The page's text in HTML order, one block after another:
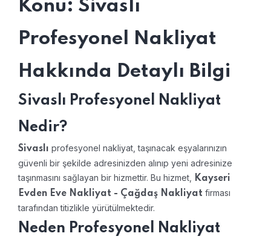
Konu: Sivaslı
Profesyonel Nakliyat
Hakkında Detaylı Bilgi
Sivaslı Profesyonel Nakliyat
Nedir?
Sivaslı profesyonel nakliyat, taşınacak eşyalarınızın
güvenli bir şekilde adresinizden alınıp yeni adresinize
taşınmasını sağlayan bir hizmettir. Bu hizmet,
Kayseri
Evden Eve Nakliyat - Çağdaş Nakliyat firması
tarafından titizlikle yürütülmektedir.
Neden Profesyonel Nakliyat